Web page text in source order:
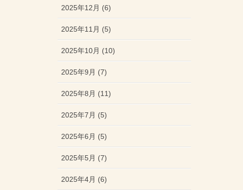
2025年12月 (6)
2025年11月 (5)
2025年10月 (10)
2025年9月 (7)
2025年8月 (11)
2025年7月 (5)
2025年6月 (5)
2025年5月 (7)
2025年4月 (6)